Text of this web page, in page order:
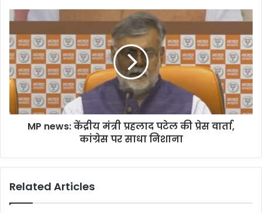
MP news: केंद्रीय मंत्री प्रहलाद पटेल की प्रेस वार्ता,
कांग्रेस पर साधा निशाना
Related Articles